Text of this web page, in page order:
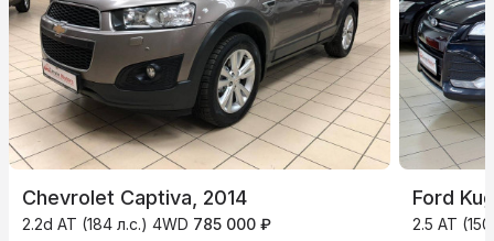
Chevrolet Captiva, 2014
2.2d AT (184 л.с.) 4WD 785 000 ₽
Ford
2.5 AT